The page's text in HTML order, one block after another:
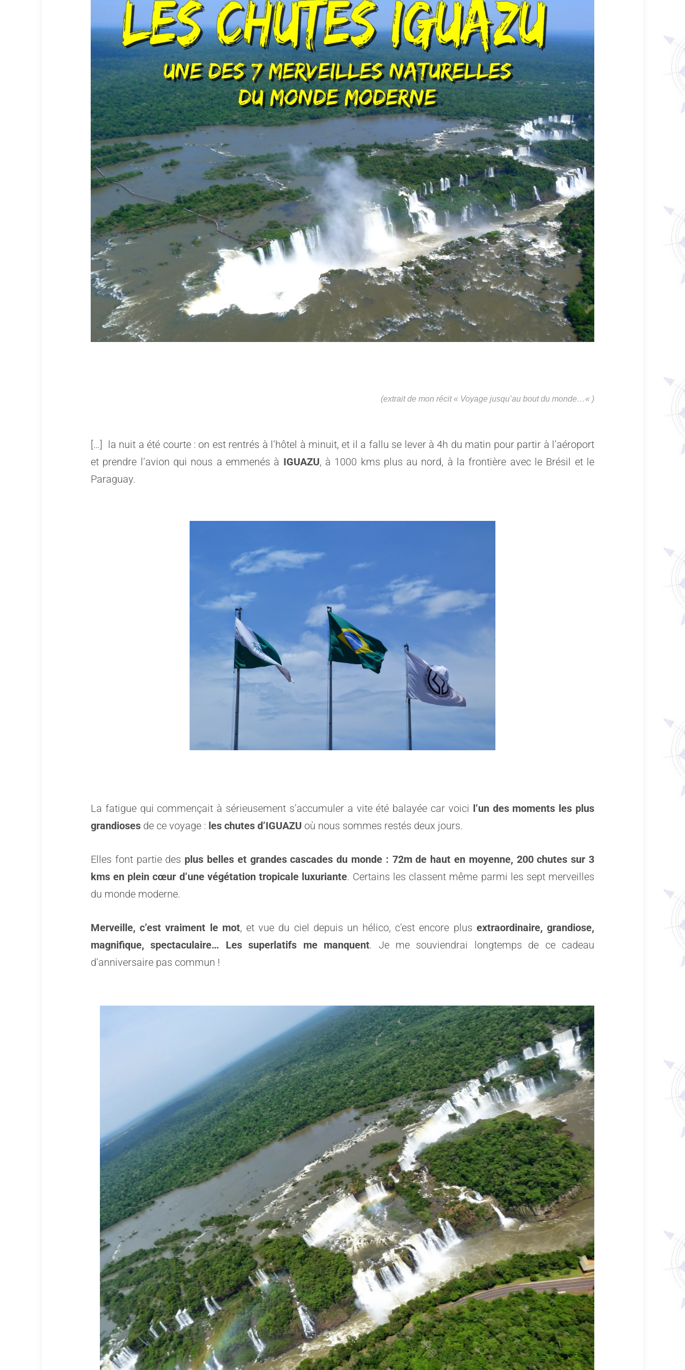
(extrait de mon récit « Voyage jusqu’au bout du monde…« )
[…]
la nuit a été courte : on est rentrés à l’hôtel à minuit, et il a fallu se lever à 4h du matin pour partir à l’aéroport
et prendre l’avion qui nous a emmenés à IGUAZU, à 1000 kms plus au nord, à la frontière avec le Brésil et le
Paraguay.
La fatigue qui commençait à sérieusement s’accumuler a vite été balayée car voici l’un des moments les plus
grandioses de ce voyage : les chutes d’IGUAZU où nous sommes restés deux jours.
Elles font partie des plus belles et grandes cascades du monde : 72m de haut en moyenne, 200 chutes sur 3
kms en plein cœur d’une végétation tropicale luxuriante. Certains les classent même parmi les sept merveilles
du monde moderne.
Merveille, c’est vraiment le mot, et vue du ciel depuis un hélico, c’est encore plus extraordinaire, grandiose,
magnifique, spectaculaire… Les superlatifs me manquent. Je me souviendrai longtemps de ce cadeau
d’anniversaire pas commun !